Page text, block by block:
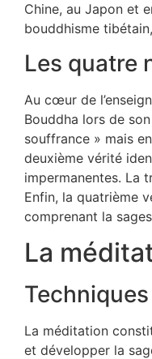
Chine, au Japon et
bouddhisme
Les quatre
Au cœur de
Bouddha lors de
souffrance » mais
deuxième vérité
impermanentes. La
Enfin, la quatrième
comprenant la
La
La méditation
et développer la